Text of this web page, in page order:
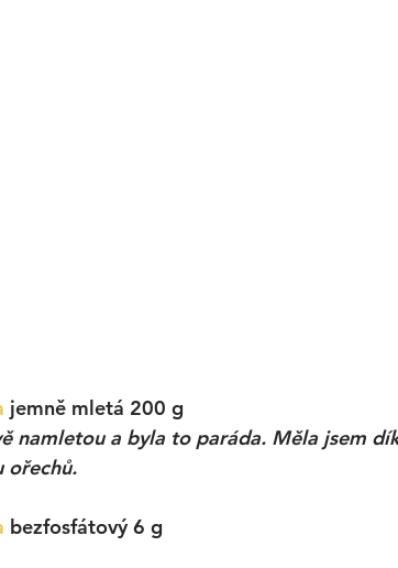
jemně mletá 200 g
namletou a byla to paráda. Měla jsem
ořechů.
bezfosfátový 6 g